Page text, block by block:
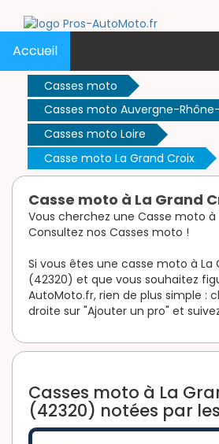
Accueil
Casses moto
Casses moto Auvergne-
Casses moto Loire
Casse moto La Grand Croix
Casse moto à La Grand
Vous cherchez une Casse moto à
Consultez nos Casses moto !
Si vous êtes une casse moto à La
(42320) et que vous souhaitez
AutoMoto.fr, rien de plus simple :
droite sur "Ajouter un pro" et
Casses moto à La
(42320) notées par